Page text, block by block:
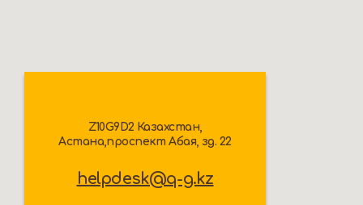
Z10G9D2 Казахстан,
Астана,проспект Абая, зд. 22
helpdesk@q-g.kz